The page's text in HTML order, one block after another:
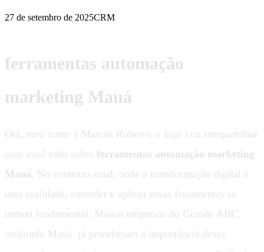
27 de setembro de 2025CRM
ferramentas automação
marketing Mauá
Olá, meu nome é Marcos Roberto, e hoje vou compartilhar
com você tudo sobre ferramentas automação marketing
Mauá. No contexto atual, onde a transformação digital é
uma realidade, entender e aplicar essas ferramentas se
tornou fundamental. Muitas empresas do Grande ABC,
incluindo Mauá, já perceberam a importância dessa